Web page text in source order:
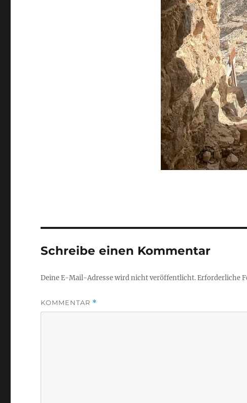
Schreibe einen Kommentar
Deine E-Mail-Adresse wird nicht veröffentlicht.Erforderliche
KOMMENTAR *